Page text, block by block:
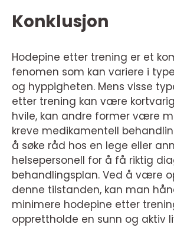
Konklusjon
Hodepine etter trening er et
fenomen som kan variere i
og hyppigheten. Mens visse
etter trening kan være
hvile, kan andre former være
kreve medikamentell
å søke råd hos en lege eller
helsepersonell for å få riktig
behandlingsplan. Ved å være
denne tilstanden, kan man
minimere hodepine etter
opprettholde en sunn og aktiv